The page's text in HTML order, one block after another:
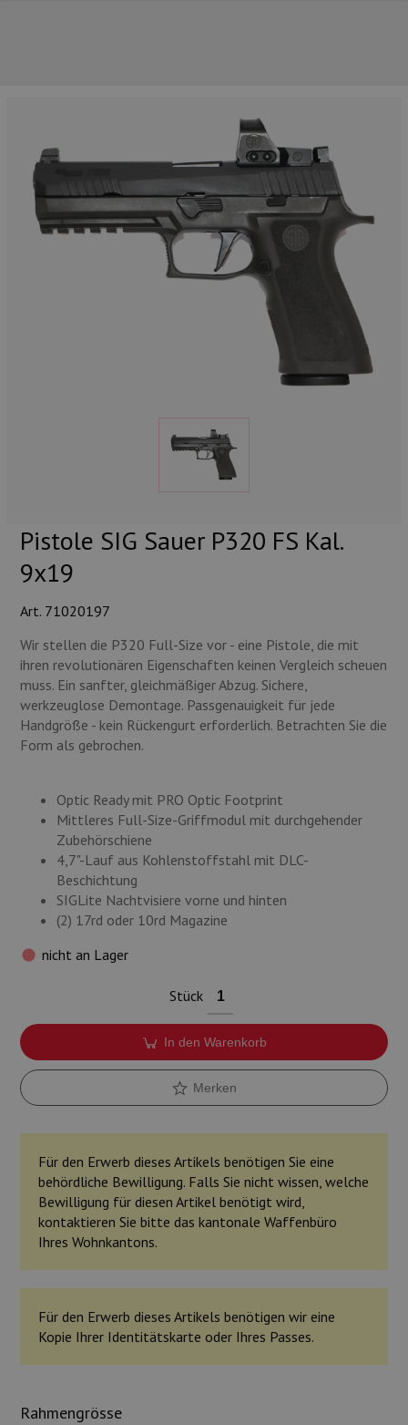
Pistole SIG Sauer P320 FS Kal.
9x19
Art. 71020197
Wir stellen die P320 Full-Size vor - eine Pistole, die mit
ihren revolutionären Eigenschaften keinen Vergleich scheuen
muss. Ein sanfter, gleichmäßiger Abzug. Sichere,
werkzeuglose Demontage. Passgenauigkeit für jede
Handgröße - kein Rückengurt erforderlich. Betrachten Sie die
Form als gebrochen.
Optic Ready mit PRO Optic Footprint
Mittleres Full-Size-Griffmodul mit durchgehender
Zubehörschiene
4,7"-Lauf aus Kohlenstoffstahl mit DLC-
Beschichtung
SIGLite Nachtvisiere vorne und hinten
(2) 17rd oder 10rd Magazine
nicht an Lager
Stück
In den Warenkorb
Merken
Für den Erwerb dieses Artikels benötigen Sie eine
behördliche Bewilligung. Falls Sie nicht wissen, welche
Bewilligung für diesen Artikel benötigt wird,
kontaktieren Sie bitte das kantonale Waffenbüro
Ihres Wohnkantons.
Für den Erwerb dieses Artikels benötigen wir eine
Kopie Ihrer Identitätskarte oder Ihres Passes.
Rahmengrösse
UNSERE TOP-MARKEN